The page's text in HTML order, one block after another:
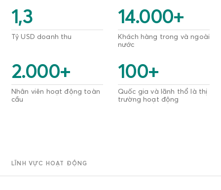
1,3
Tỷ USD doanh thu
14.000+
Khách hàng trong và ngoài
nước
2.000+
Nhân viên hoạt động toàn
cầu
100+
Quốc gia và lãnh thổ là thị
trường hoạt động
LĨNH VỰC HOẠT ĐỘNG